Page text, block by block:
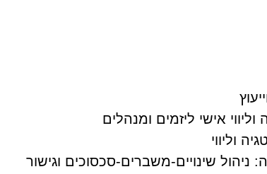
אישי ליזמים ומנהלים
וליווי
ניהול שינויים-משברים-סכסוכים וגישור